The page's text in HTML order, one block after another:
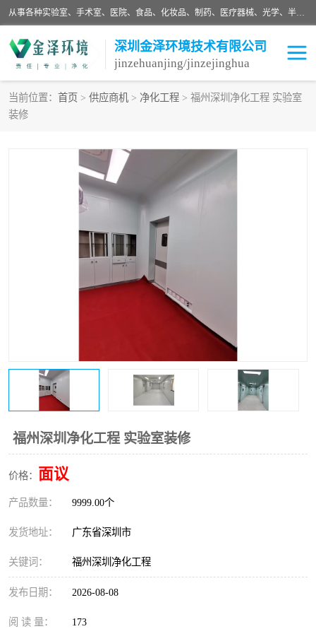
从事各种实验室、手术室、医院、食品、化妆品、制药、医疗器械、光学、半导体、精密电子等无尘车间行业的洁净车间装修设计、净化设备、恒温恒湿空调的设计制作与安装、净化系统工程项目施工及其技术支持服务。
深圳金泽环境技术有限公司
jinzehuanjing/jinzejinghua
当前位置： 首页 > 供应商机 > 净化工程 > 福州深圳净化工程 实验室
装修
福州深圳净化工程 实验室装修
价格： 面议
产品数量： 9999.00个
发货地址： 广东省深圳市
关键词： 福州深圳净化工程
发布日期： 2026-08-08
阅 读 量： 173
耗材
实验室净化
手术室净化 GMP车间净化
医药车间净化
生物实验室
光电车间
过滤器
百级